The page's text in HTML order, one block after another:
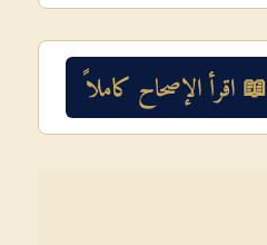
📖 اقرأ الإصحاح كاملاً